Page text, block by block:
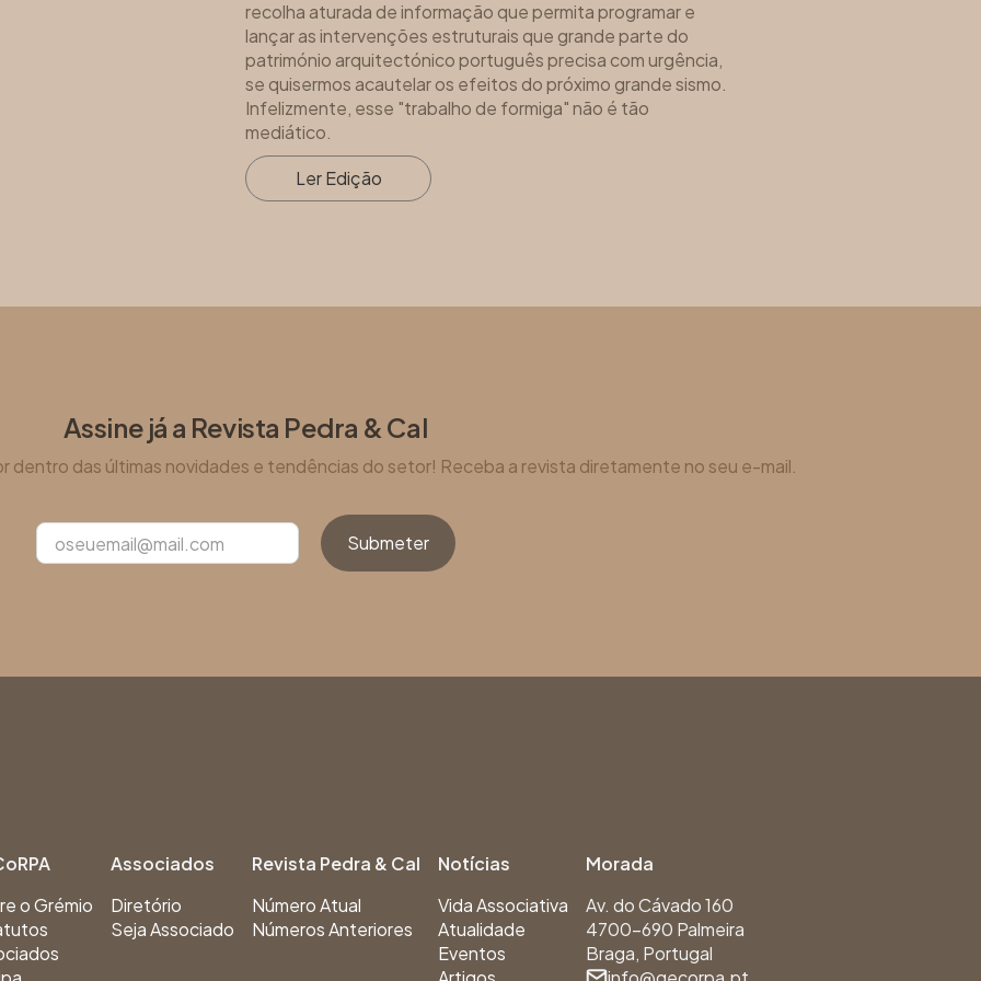
recolha aturada de informação que permita programar e
lançar as intervenções estruturais que grande parte do
património arquitectónico português precisa com urgência,
se quisermos acautelar os efeitos do próximo grande sismo.
Infelizmente, esse "trabalho de formiga" não é tão
mediático.
Ler Edição
Assine já a Revista Pedra & Cal
dentro das últimas novidades e tendências do setor! Receba a revista diretamente no seu e-mail.
o Grémio
Associados
Diretório
Seja Associado
Revista Pedra & Cal
Número Atual
Números Anteriores
Notícias
Vida Associativa
Atualidade
Eventos
Morada
Av. do Cávado 160
4700-690 Palmeira
Braga, Portugal